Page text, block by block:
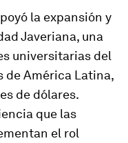
la expansión y
Javeriana, una
universitarias del
de América Latina,
de dólares.
que las
el rol